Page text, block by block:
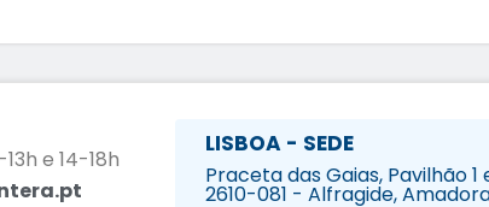
e 14-18h
LISBOA - SEDE
Praceta das Gaias, Pavilhão 1
2610-081 - Alfragide,